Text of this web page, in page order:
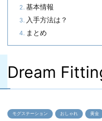
基本情報
入手方法は？
まとめ
Dream
モグステーション おしゃれ 黄金